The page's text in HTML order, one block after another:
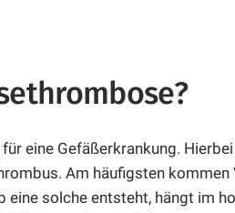
eine Gefäßerkrankung.
Am häufigsten
eine solche entsteht, hängt im